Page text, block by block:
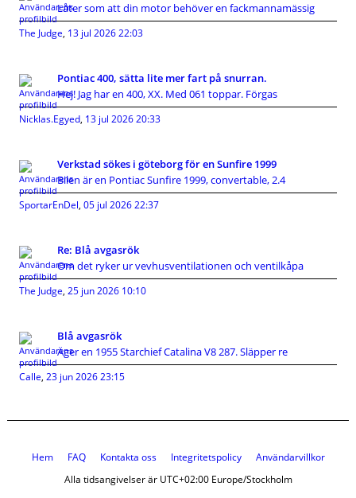
Låter som att din motor behöver en fackmannamässig
The Judge, 13 jul 2026 22:03
Pontiac 400, sätta lite mer fart på snurran.
Hej! Jag har en 400, XX. Med 061 toppar. Förgas
Nicklas.Egyed, 13 jul 2026 20:33
Verkstad sökes i göteborg för en Sunfire 1999
Bilen är en Pontiac Sunfire 1999, convertable, 2.4
SportarEnDel, 05 jul 2026 22:37
Re: Blå avgasrök
Om det ryker ur vevhusventilationen och ventilkåpa
The Judge, 25 jun 2026 10:10
Blå avgasrök
Äger en 1955 Starchief Catalina V8 287. Släpper re
Calle, 23 jun 2026 23:15
Hem FAQ Kontakta oss Integritetspolicy
Användarvillkor
Alla tidsangivelser är UTC+02:00 Europe/Stockholm